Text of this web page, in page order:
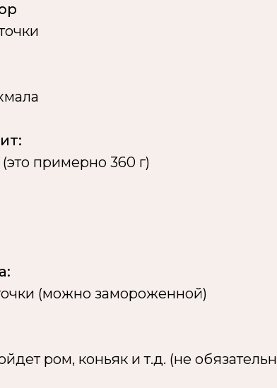
примерно 360 г)
(можно замороженной)
ром, коньяк и т.д. (не